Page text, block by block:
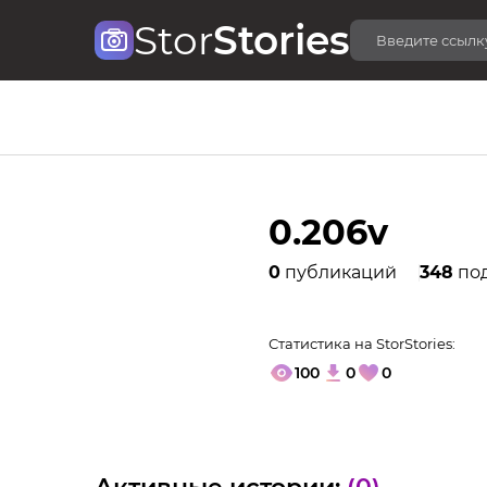
StorStories
0.206v
0 публикаций 348
Статистика на StorStories:
100 0 0